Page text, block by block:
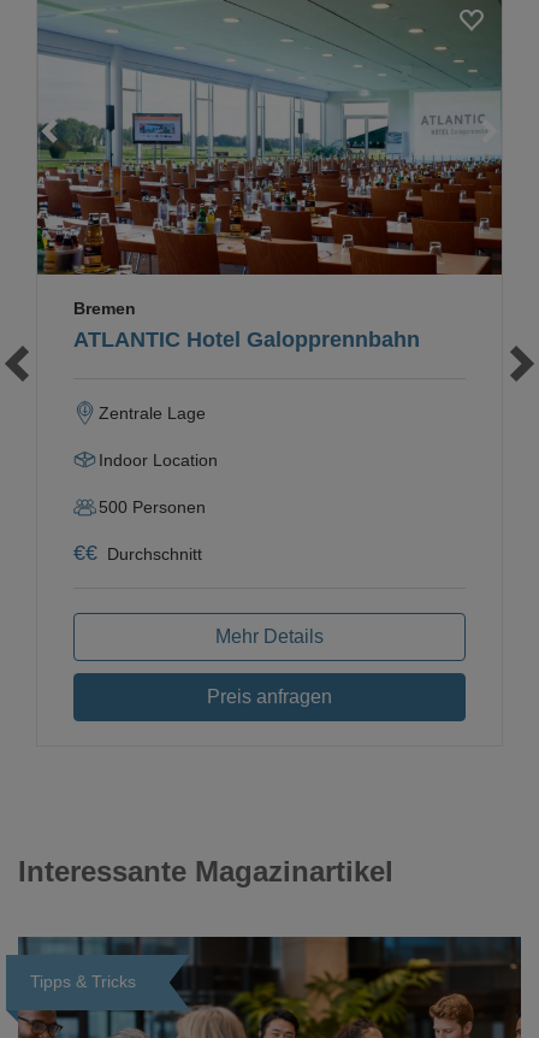
ATLANTIC Hotel Galopprennbahn
Bremen
Zentrale Lage
Indoor Location
500 Personen
€€ Durchschnitt
Mehr Details
Preis anfragen
Interessante Magazinartikel
Tipps & Tricks